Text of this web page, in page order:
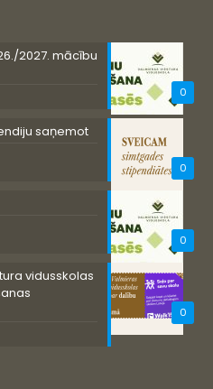
0
2027. mācību
0
saņemot
0
0
vidusskolas